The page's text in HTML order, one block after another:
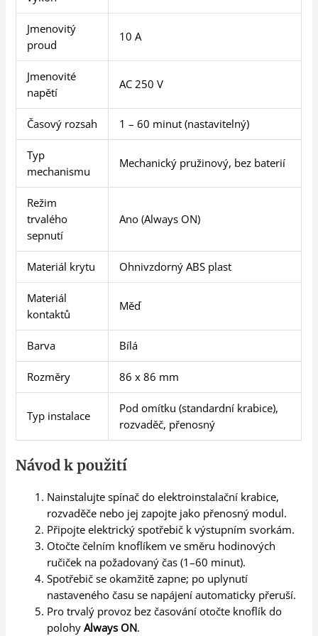
Jmenovitý
proud
10 A
Jmenovité
napětí
AC 250 V
Časový rozsah 1 – 60 minut (nastavitelný)
Typ
mechanismu
Mechanický pružinový, bez baterií
Režim
trvalého
sepnutí
Ano (Always ON)
Materiál krytu Ohnivzdorný ABS plast
Materiál
kontaktů
Měď
Barva Bílá
Rozměry 86 x 86 mm
Typ instalace
Pod omítku (standardní krabice),
rozvaděč, přenosný
Návod k použití
Nainstalujte spínač do elektroinstalační krabice,
rozvaděče nebo jej zapojte jako přenosný modul.
Připojte elektrický spotřebič k výstupním svorkám.
Otočte čelním knoflíkem ve směru hodinových
ručiček na požadovaný čas (1–60 minut).
Spotřebič se okamžitě zapne; po uplynutí
nastaveného času se napájení automaticky přeruší.
Pro trvalý provoz bez časování otočte knoflík do
polohyAlways ON.